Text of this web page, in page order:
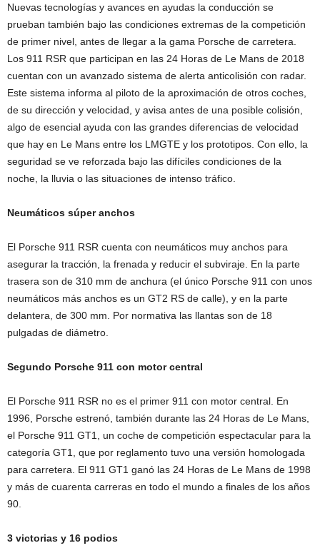
Nuevas tecnologías y avances en ayudas la conducción se
prueban también bajo las condiciones extremas de la competición
de primer nivel, antes de llegar a la gama Porsche de carretera.
Los 911 RSR que participan en las 24 Horas de Le Mans de 2018
cuentan con un avanzado sistema de alerta anticolisión con radar.
Este sistema informa al piloto de la aproximación de otros coches,
de su dirección y velocidad, y avisa antes de una posible colisión,
algo de esencial ayuda con las grandes diferencias de velocidad
que hay en Le Mans entre los LMGTE y los prototipos. Con ello, la
seguridad se ve reforzada bajo las difíciles condiciones de la
noche, la lluvia o las situaciones de intenso tráfico.
Neumáticos súper anchos
El Porsche 911 RSR cuenta con neumáticos muy anchos para
asegurar la tracción, la frenada y reducir el subviraje. En la parte
trasera son de 310 mm de anchura (el único Porsche 911 con unos
neumáticos más anchos es un GT2 RS de calle), y en la parte
delantera, de 300 mm. Por normativa las llantas son de 18
pulgadas de diámetro.
Segundo Porsche 911 con motor central
El Porsche 911 RSR no es el primer 911 con motor central. En
1996, Porsche estrenó, también durante las 24 Horas de Le Mans,
el Porsche 911 GT1, un coche de competición espectacular para la
categoría GT1, que por reglamento tuvo una versión homologada
para carretera. El 911 GT1 ganó las 24 Horas de Le Mans de 1998
y más de cuarenta carreras en todo el mundo a finales de los años
90.
3 victorias y 16 podios